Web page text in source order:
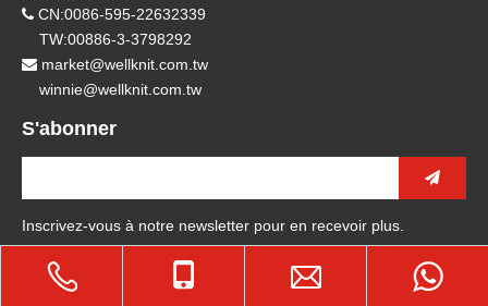
 CN:0086-595-22632339
TW:00886-3-3798292
 market@wellknit.com.tw
winnie@wellknit.com.tw
S'abonner
Inscrivez-vous à notre newsletter pour en recevoir plus.
Droits d'auteur © 2021 Wellknit Textile Technology Co., Ltd.Tous